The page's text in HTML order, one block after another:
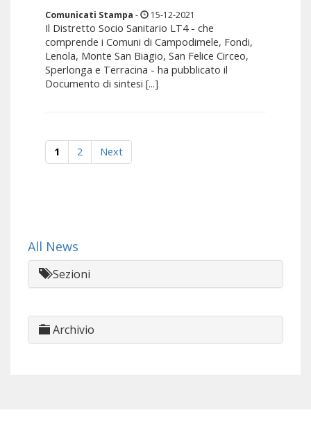
Comunicati Stampa - 15-12-2021
Il Distretto Socio Sanitario LT4 - che
comprende i Comuni di Campodimele, Fondi,
Lenola, Monte San Biagio, San Felice Circeo,
Sperlonga e Terracina - ha pubblicato il
Documento di sintesi [...]
1 2 Next
All News
Sezioni
Archivio